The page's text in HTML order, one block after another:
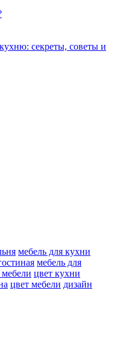
секреты, советы и
мебель для кухни
мебель для
цвет кухни
цвет мебели дизайн